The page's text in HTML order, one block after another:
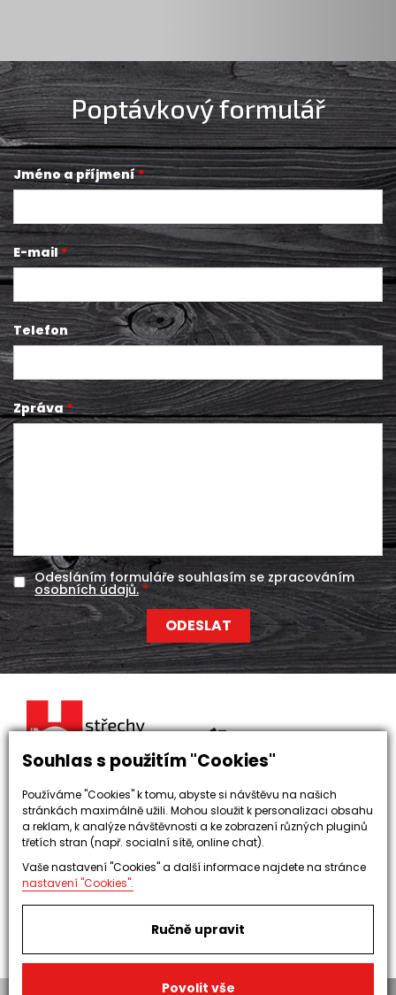
Souhlas s použitím "Cookies"
Používáme "Cookies" k tomu, abyste si návštěvu na našich
stránkách maximálně užili. Mohou sloužit k personalizaci obsahu
a reklam, k analýze návštěvnosti a ke zobrazení různých pluginů
třetích stran (např. socialní sítě, online chat).
Vaše nastavení "Cookies" a další informace najdete na stránce
nastavení "Cookies".
Ručně upravit
Povolit vše
Poptávkový formulář
Jméno a příjmení
E-mail
Telefon
Zpráva
Odesláním formuláře souhlasím se zpracováním
osobních údajů.
Lukáš Hamerník
Blížnovice 45
538 62 Hrochův Týnec
Tel.:+420 776 826 215